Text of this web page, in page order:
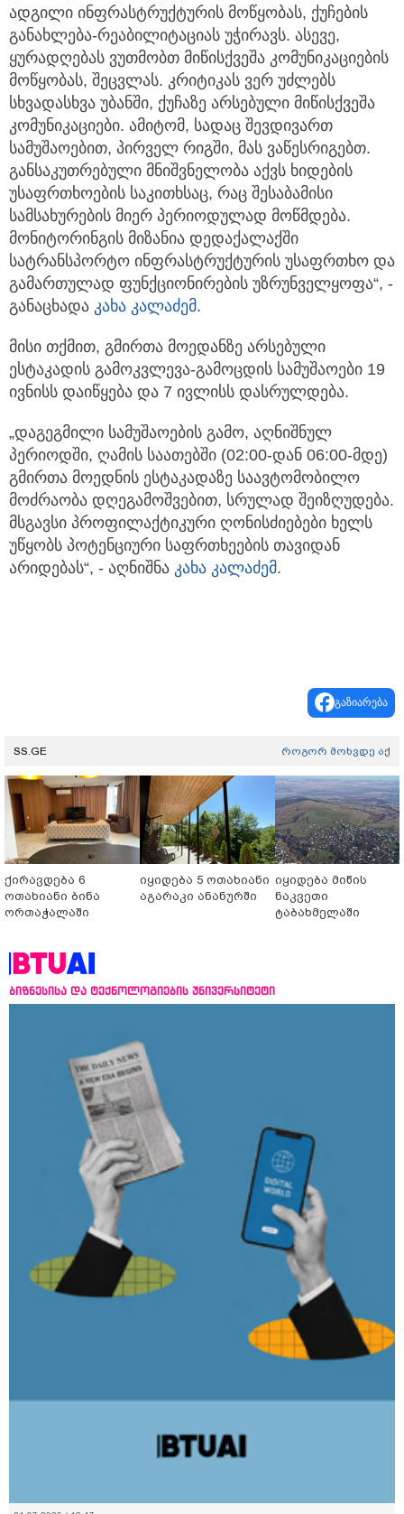
ადგილი ინფრასტრუქტურის მოწყობას, ქუჩების
განახლება-რეაბილიტაციას უჭირავს. ასევე,
ყურადღებას ვუთმობთ მიწისქვეშა კომუნიკაციების
მოწყობას, შეცვლას. კრიტიკას ვერ უძლებს
სხვადასხვა უბანში, ქუჩაზე არსებული მიწისქვეშა
კომუნიკაციები. ამიტომ, სადაც შევდივართ
სამუშაოებით, პირველ რიგში, მას ვაწესრიგებთ.
განსაკუთრებული მნიშვნელობა აქვს ხიდების
უსაფრთხოების საკითხსაც, რაც შესაბამისი
სამსახურების მიერ პერიოდულად მოწმდება.
მონიტორინგის მიზანია დედაქალაქში
სატრანსპორტო ინფრასტრუქტურის უსაფრთხო და
გამართულად ფუნქციონირების უზრუნველყოფა“, -
განაცხადა კახა კალაძემ.
მისი თქმით, გმირთა მოედანზე არსებული
ესტაკადის გამოკვლევა-გამოცდის სამუშაოები 19
ივნისს დაიწყება და 7 ივლისს დასრულდება.
„დაგეგმილი სამუშაოების გამო, აღნიშნულ
პერიოდში, ღამის საათებში (02:00-დან 06:00-მდე)
გმირთა მოედნის ესტაკადაზე საავტომობილო
მოძრაობა დღეგამოშვებით, სრულად შეიზღუდება.
მსგავსი პროფილაქტიკური ღონისძიებები ხელს
უწყობს პოტენციური საფრთხეების თავიდან
არიდებას“, - აღნიშნა კახა კალაძემ.
გაზიარება
SS.GE როგორ მოხვდე აქ
ქირავდება 6
ოთახიანი ბინა
ორთაჭალაში
იყიდება 5 ოთახიანი
აგარაკი ანანურში
იყიდება მიწის
ნაკვეთი
ტაბახმელაში
ბიზნესისა და ტექნოლოგიების უნივერსიტეტი